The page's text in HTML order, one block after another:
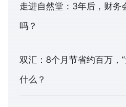
走进自然堂：3年后，财务
吗？
双汇：8个月节省约百万，
什么？